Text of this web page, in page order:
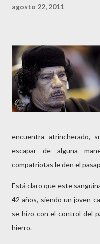
agosto 22, 2011
encuentra atrincherado,
escapar de alguna
compatriotas le den el
Está claro que este
42 años, siendo un joven
se hizo con el control del
hierro.